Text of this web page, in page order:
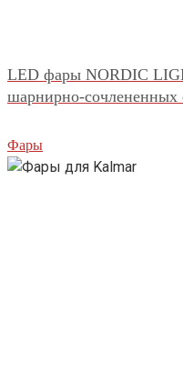
LED фары NORDIC
шарнирно-сочлененных
Фары